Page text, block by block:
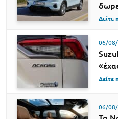
Δείτε
06/
Δείτε
06/